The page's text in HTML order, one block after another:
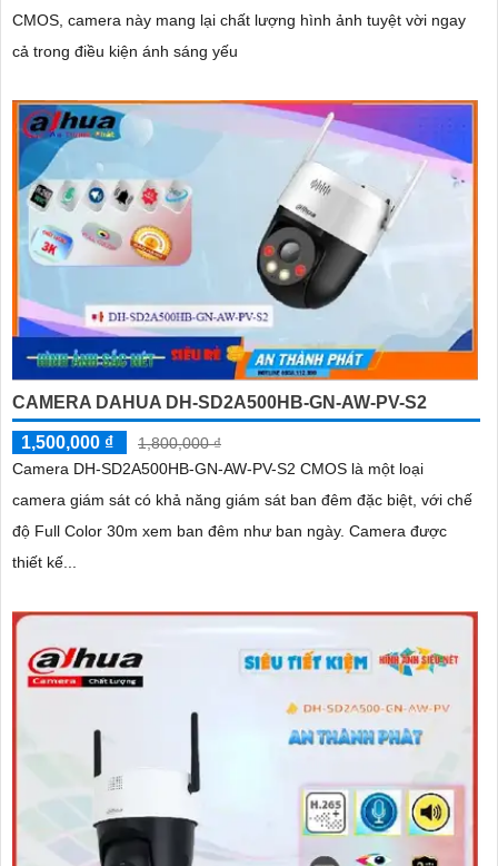
CMOS, camera này mang lại chất lượng hình ảnh tuyệt vời ngay
cả trong điều kiện ánh sáng yếu
CAMERA DAHUA DH-SD2A500HB-GN-AW-PV-S2
1,500,000 ₫
1,800,000 ₫
Camera DH-SD2A500HB-GN-AW-PV-S2 CMOS là một loại
camera giám sát có khả năng giám sát ban đêm đặc biệt, với chế
độ Full Color 30m xem ban đêm như ban ngày. Camera được
thiết kế...